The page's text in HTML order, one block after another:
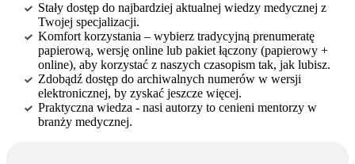
Stały dostęp do najbardziej aktualnej wiedzy medycznej z
Twojej specjalizacji.
Komfort korzystania – wybierz tradycyjną prenumeratę
papierową, wersję online lub pakiet łączony (papierowy +
online), aby korzystać z naszych czasopism tak, jak lubisz.
Zdobądź dostęp do archiwalnych numerów w wersji
elektronicznej, by zyskać jeszcze więcej.
Praktyczna wiedza - nasi autorzy to cenieni mentorzy w
branży medycznej.